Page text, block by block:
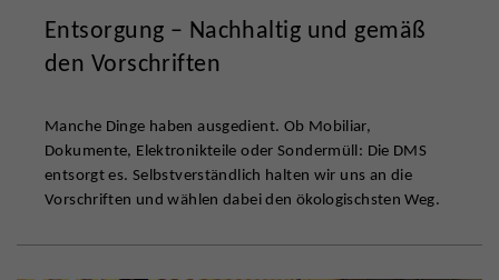
Entsorgung – Nachhaltig und gemäß
den Vorschriften
Manche Dinge haben ausgedient. Ob Mobiliar,
Dokumente, Elektronikteile oder Sondermüll: Die DMS
entsorgt es. Selbstverständlich halten wir uns an die
Vorschriften und wählen dabei den ökologischsten Weg.